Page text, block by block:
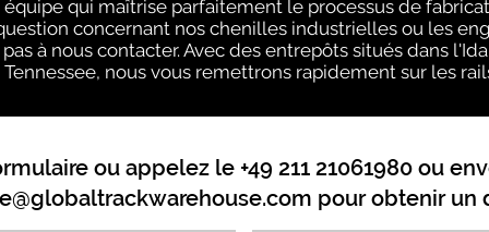
qui maîtrise parfaitement le processus de
concernant nos chenilles industrielles ou les
à nous contacter. Avec des entrepôts situés dans
nous vous remettrons rapidement sur les
ou appelez le +49 211 21061980 ou
pour obtenir un